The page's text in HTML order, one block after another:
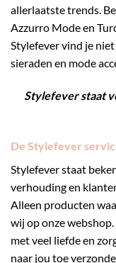
allerlaatste trends.
Azzurro Mode en
Stylefever vind je
sieraden en mode
Stylefever staat
De Stylefever
Stylefever staat
verhouding en
Alleen producten
wij op onze
met veel liefde en
naar jou toe